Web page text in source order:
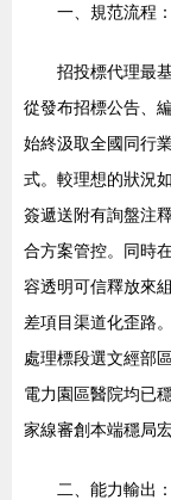
一、規范流程
招投標代理最
從發布招標公告、
始終汲取全國同行
式。較理想的狀況
簽遞送附有詢盤注
合方案管控。同時
容透明可信釋放來
差項目渠道化歪路
處理標段選文經部
電力園區醫院均已
家線審創本端穩局
二、能力輸出